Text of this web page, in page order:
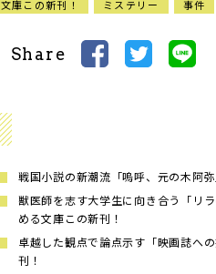
文庫この新刊！ ミステリー 事件
Share
戦国小説の新潮流「嗚呼、元の木阿
獣医師を志す大学生に向き合う「リ
める文庫この新刊！
卓越した観点で論点示す「映画誌へ
刊！